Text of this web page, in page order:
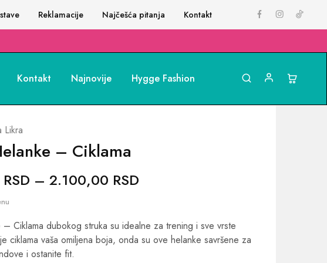
Reklamacije Najčešća pitanja Kontakt
Kontakt Najnovije Hygge Fashion
Likra
– Ciklama
RSD – 2.100,00 RSD
– Ciklama dubokog struka su idealne za trening i sve vrste
ciklama vaša omiljena boja, onda su ove helanke savršene za
i ostanite fit.